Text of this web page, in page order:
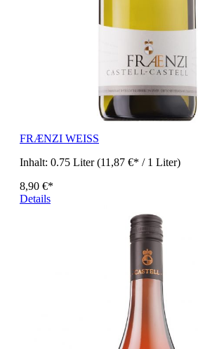
FRÆNZI WEISS
Inhalt: 0.75 Liter(11,87 €* / 1 Liter)
8,90 €*
Details